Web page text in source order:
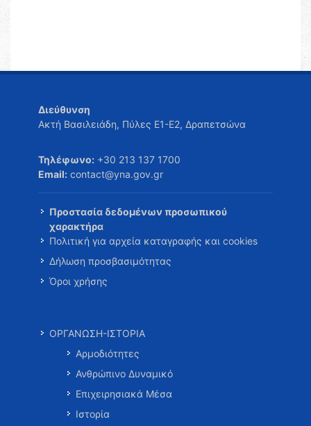
Διεύθυνση
Ακτή Βασιλειάδη, Πύλες Ε1-Ε2, Δραπετσώνα
Τηλέφωνο: +30 213 137 1700
Email: contact@yna.gov.gr
Προστασία δεδομένων προσωπικού
χαρακτήρα
Πολιτική για αρχεία καταγραφής και cookies
Δήλωση προσβασιμότητας
Όροι χρήσης
ΟΡΓΑΝΩΣΗ-ΙΣΤΟΡΙΑ
Αρμοδιότητες
Ανθρώπινο Δυναμικό
Επιχειρησιακά Μέσα
Ιστορία